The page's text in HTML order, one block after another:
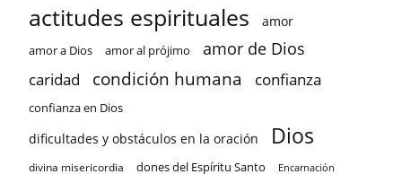
actitudes espirituales amor
amor a Dios amor al prójimo amor de Dios
caridad condición humana confianza
confianza en Dios
dificultades y obstáculos en la oración Dios
divina misericordia dones del Espíritu Santo Encarnación